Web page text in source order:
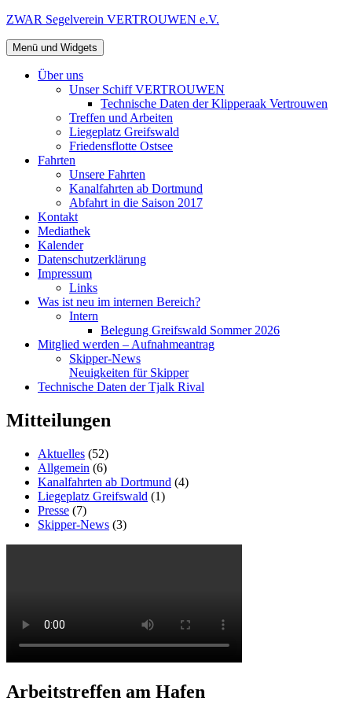
Zum
springen
ZWAR Segelverein VERTROUWEN e.V.
Menü und Widgets
Über uns
Unser Schiff VERTROUWEN
Technische Daten der Klipperaak Vertrouwen
Treffen und Arbeiten
Liegeplatz Greifswald
Friedensflotte Ostsee
Fahrten
Unsere Fahrten
Kanalfahrten ab Dortmund
Abfahrt in die Saison 2017
Kontakt
Mediathek
Kalender
Datenschutzerklärung
Impressum
Links
Was ist neu im internen Bereich?
Intern
Belegung Greifswald Sommer 2026
Mitglied werden – Aufnahmeantrag
Skipper-News
Neuigkeiten für Skipper
Technische Daten der Tjalk Rival
Mitteilungen
Aktuelles (52)
Allgemein (6)
Kanalfahrten ab Dortmund (4)
Liegeplatz Greifswald (1)
Presse (7)
Skipper-News (3)
Arbeitstreffen am Hafen